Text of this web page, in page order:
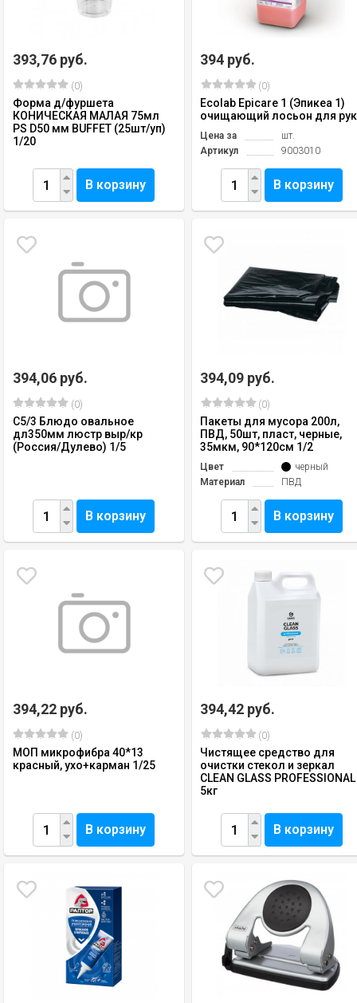
393,76 руб.
(0)
Форма д/фуршета
КОНИЧЕСКАЯ МАЛАЯ 75мл
PS D50 мм BUFFET (25шт/уп)
1/20
В корзину
394 руб.
(0)
Ecolab Epicare 1 (Эпикеа 1)
очищающий лосьон для рук
Цена за
шт.
Артикул
9003010
В корзину
394,06 руб.
(0)
C5/3 Блюдо овальное
дл350мм люстр выр/кр
(Россия/Дулево) 1/5
В корзину
394,09 руб.
(0)
Пакеты для мусора 200л,
ПВД, 50шт, пласт, черные,
35мкм, 90*120см 1/2
Цвет
черный
Материал
ПВД
В корзину
394,22 руб.
(0)
МОП микрофибра 40*13
красный, ухо+карман 1/25
В корзину
394,42 руб.
(0)
Чистящее средство для
очистки стекол и зеркал
CLEAN GLASS PROFESSIONAL
5кг
В корзину